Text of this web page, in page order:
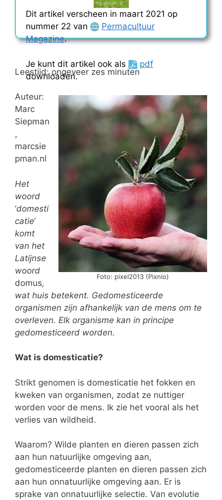
Dit artikel verscheen in maart 2021 op
nummer 22 van
Permacultuur
Magazine.
Je kunt dit artikel ook als
pdf
downloaden.
Leestijd: ongeveer zes minuten
Foto: pixel2013 (Pixnio)
Auteur:
Marc
Siepman
,
marcsie
pman.nl
Het
woord
‘domesti
catie’
komt
van het
Latijnse
woord
domus,
wat huis betekent. Gedomesticeerde
organismen zijn afhankelijk van de mens om te
overleven. Elk organisme kan in principe
gedomesticeerd worden.
Wat is domesticatie?
Strikt genomen is domesticatie het fokken en
kweken van organismen, zodat ze nuttiger
worden voor de mens. Ik zie het vooral als het
verlies van wildheid.
Waarom? Wilde planten en dieren passen zich
aan hun natuurlijke omgeving aan,
gedomesticeerde planten en dieren passen zich
aan hun onnatuurlijke omgeving aan. Er is
sprake van onnatuurlijke selectie. Van evolutie